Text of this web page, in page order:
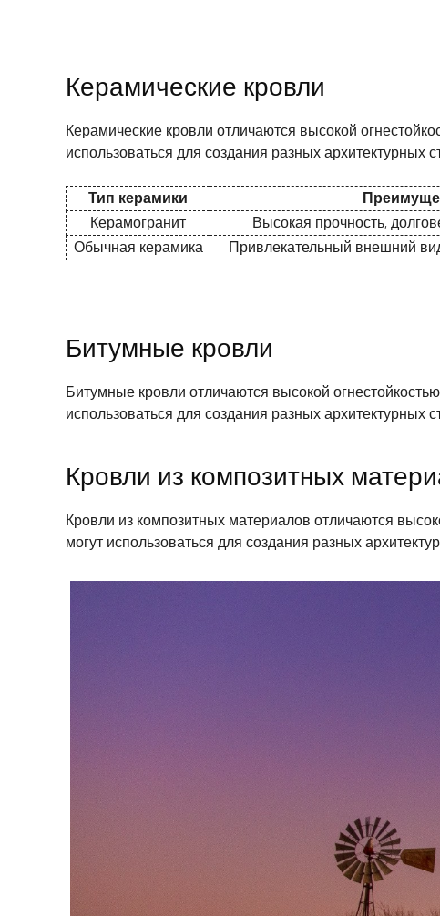
Керамические кровли
Керамические кровли отличаются высокой
использоваться для создания разных архитектурных
Тип керамики
Керамогранит
Высокая прочность,
Обычная керамика
Привлекательный внешний
Битумные кровли
Битумные кровли отличаются высокой
использоваться для создания разных архитектурных
Кровли из композитных
Кровли из композитных материалов отличаются
могут использоваться для создания разных